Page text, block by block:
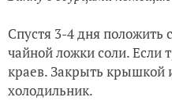
Спустя 3-4 дня положить
чайной ложки соли. Если
краев. Закрыть крышкой
холодильник.